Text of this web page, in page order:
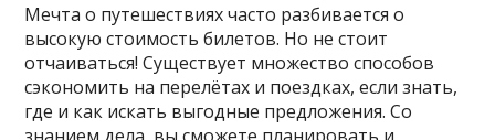
Мечта о путешествиях часто разбивается о
высокую стоимость билетов. Но не стоит
отчаиваться! Существует множество способов
сэкономить на перелётах и поездках, если знать,
где и как искать выгодные предложения. Со